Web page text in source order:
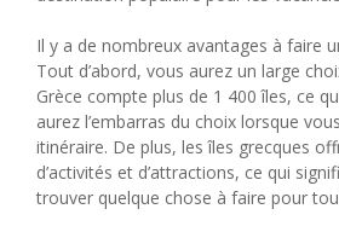
Il y a de nombreux avantages à faire
Tout d’abord, vous aurez un large
Grèce compte plus de 1 400 îles, ce
aurez l’embarras du choix lorsque
itinéraire. De plus, les îles grecques
d’activités et d’attractions, ce qui
trouver quelque chose à faire pour